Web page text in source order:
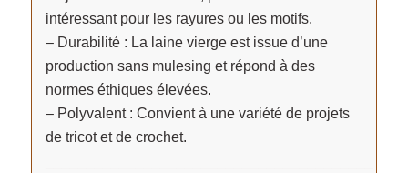
intéressant pour les rayures ou les motifs.
– Durabilité : La laine vierge est issue d’une
production sans mulesing et répond à des
normes éthiques élevées.
– Polyvalent : Convient à une variété de projets
de tricot et de crochet.